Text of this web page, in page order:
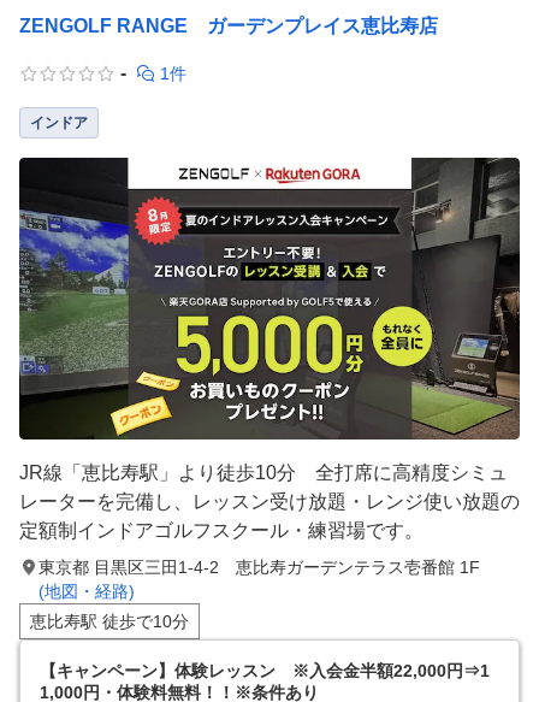
ZENGOLF RANGE ガーデンプレイス恵比寿店
- 1件
インドア
JR線「恵比寿駅」より徒歩10分 全打席に高精度シミュ
レーターを完備し、レッスン受け放題・レンジ使い放題の
定額制インドアゴルフスクール・練習場です。
東京都 目黒区三田1-4-2 恵比寿ガーデンテラス壱番館 1F
(地図・経路)
恵比寿駅 徒歩で10分
【キャンペーン】体験レッスン ※入会金半額22,000円⇒1
1,000円・体験料無料！！※条件あり